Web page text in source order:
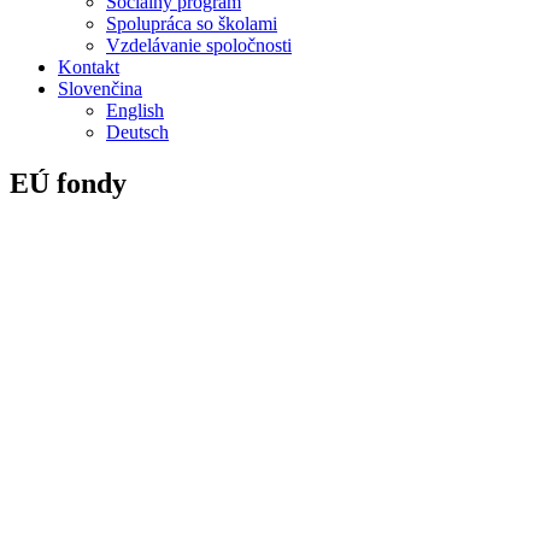
Spolupráca so školami
Vzdelávanie spoločnosti
Kontakt
Slovenčina
English
Deutsch
EÚ fondy